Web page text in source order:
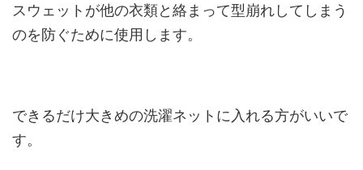
スウェットが他の衣類と絡まって型崩れしてしまう
のを防ぐために使用します。
できるだけ大きめの洗濯ネットに入れる方がいいで
す。